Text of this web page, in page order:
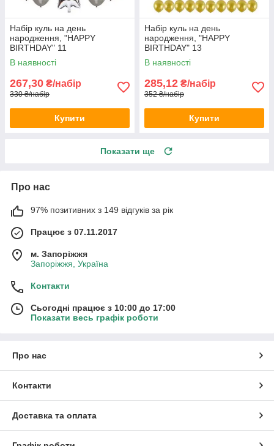
Набір куль на день
народження, "HAPPY
BIRTHDAY" 11
В наявності
267,30 ₴/набір
330 ₴/набір
Купити
Набір куль на день
народження, "HAPPY
BIRTHDAY" 13
В наявності
285,12 ₴/набір
352 ₴/набір
Купити
Показати ще
Про нас
97% позитивних з 149 відгуків за рік
Працює з 07.11.2017
м. Запоріжжя
Запоріжжя, Україна
Контакти
Сьогодні працює з 10:00 до 17:00
Показати весь графік роботи
Про нас
Контакти
Доставка та оплата